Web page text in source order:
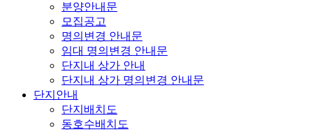
분양안내문
모집공고
명의변경 안내문
임대 명의변경 안내문
단지내 상가 안내
단지내 상가 명의변경 안내문
단지안내
단지배치도
동호수배치도